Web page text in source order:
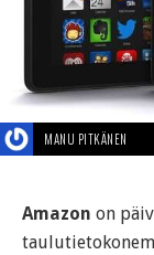
MANU PITKÄNEN
Amazon on